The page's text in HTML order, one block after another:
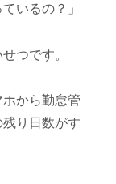
いるの？」
つです。
から勤怠管
り日数がす